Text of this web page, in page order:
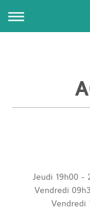
Jeudi 19h00 -
Vendredi
Vendredi